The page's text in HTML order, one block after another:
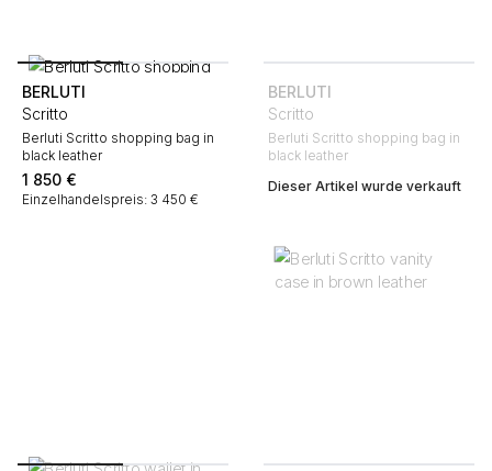
BERLUTI
Scritto
Berluti Scritto shopping bag in
black leather
1 850 €
Einzelhandelspreis: 3 450 €
BERLUTI
Scritto
Berluti Scritto shopping bag in
black leather
Dieser Artikel wurde verkauft